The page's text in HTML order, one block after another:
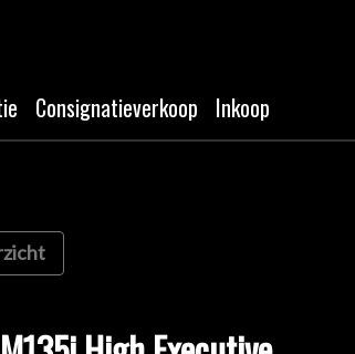
Consignatieverkoop Inkoop